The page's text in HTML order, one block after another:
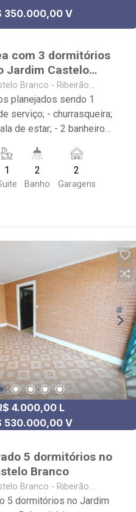
350.000,00 V
com 3 dormitórios
Jardim Castelo
Branco - Ribeirão
planejados sendo 1
serviço; - churrasqueira;
de estar; - 2 banheiros
Lanches, K10
MF - Ribeirão
em venda, compra e
e eficientes; -
de documentação; -
Sul, Zona Leste, Centro
- para Venda, Compra
é Ribeirão
na Av. Professor João
1 2
Banho
2
Garagens
4.000,00 L
530.000,00 V
5 dormitórios no
Branco
Branco - Ribeirão
5 dormitórios no Jardim